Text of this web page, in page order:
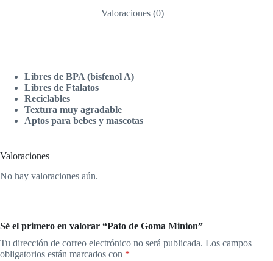
Valoraciones (0)
Libres de BPA (bisfenol A)
Libres de Ftalatos
Reciclables
Textura muy agradable
Aptos para bebes y mascotas
Valoraciones
No hay valoraciones aún.
Sé el primero en valorar “Pato de Goma Minion”
Tu dirección de correo electrónico no será publicada. Los campos
obligatorios están marcados con *